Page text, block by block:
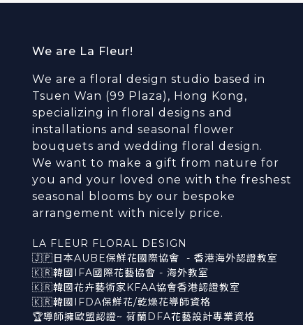
We are La Fleur!
We are a floral design studio based in
Tsuen Wan (99 Plaza), Hong Kong,
specializing in floral designs and
installations and seasonal flower
bouquets and wedding floral design.
We want to make a gift from nature for
you and your loved one with the freshest
seasonal blooms by our bespoke
arrangement with nicely price.
LA FLEUR FLORAL DESIGN
🇯🇵日本AUBE保鮮花國際協會 - 香港海外認證教室
🇰🇷韓國IFA國際花藝協會 - 海外教室
🇰🇷韓國花卉藝術家KFAA協會香港認證教室
🇰🇷韓國IFDA保鮮花/乾燥花導師資格
🏆導師擁歐盟認證~ 荷蘭DFA花藝設計專業資格